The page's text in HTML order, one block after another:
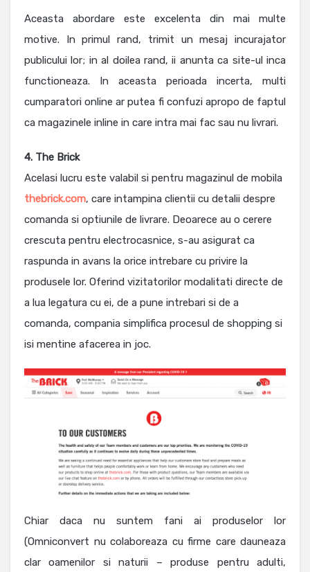
Aceasta abordare este excelenta din mai multe
motive. In primul rand, trimit un mesaj incurajator
publicului lor; in al doilea rand, ii anunta ca site-ul inca
functioneaza. In aceasta perioada incerta, multi
cumparatori online ar putea fi confuzi apropo de faptul
ca magazinele inline in care intra mai fac sau nu livrari.
4. The Brick
Acelasi lucru este valabil si pentru magazinul de mobila
thebrick.com, care intampina clientii cu detalii despre
comanda si optiunile de livrare. Deoarece au o cerere
crescuta pentru electrocasnice, s-au asigurat ca
raspunda in avans la orice intrebare cu privire la
produsele lor. Oferind vizitatorilor modalitati directe de
a lua legatura cu ei, de a pune intrebari si de a
comanda, compania simplifica procesul de shopping si
isi mentine afacerea in joc.
Chiar daca nu suntem fani ai produselor lor
(Omniconvert nu colaboreaza cu firme care dauneaza
clar oamenilor si naturii – produse pentru adulti,